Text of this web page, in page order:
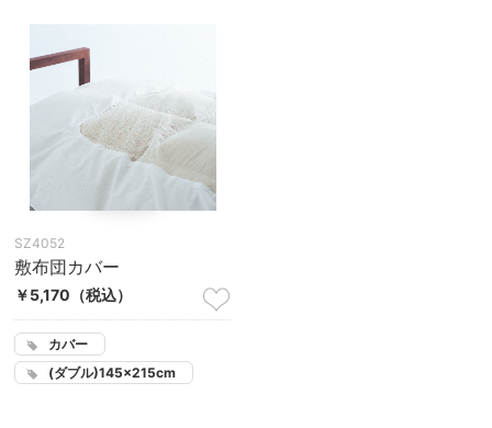
SZ4052
敷布団カバー
￥5,170 （税込）
カバー
(ダブル)145×215cm